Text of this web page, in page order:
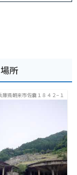
所
庫県朝来市佐嚢１８４２−１